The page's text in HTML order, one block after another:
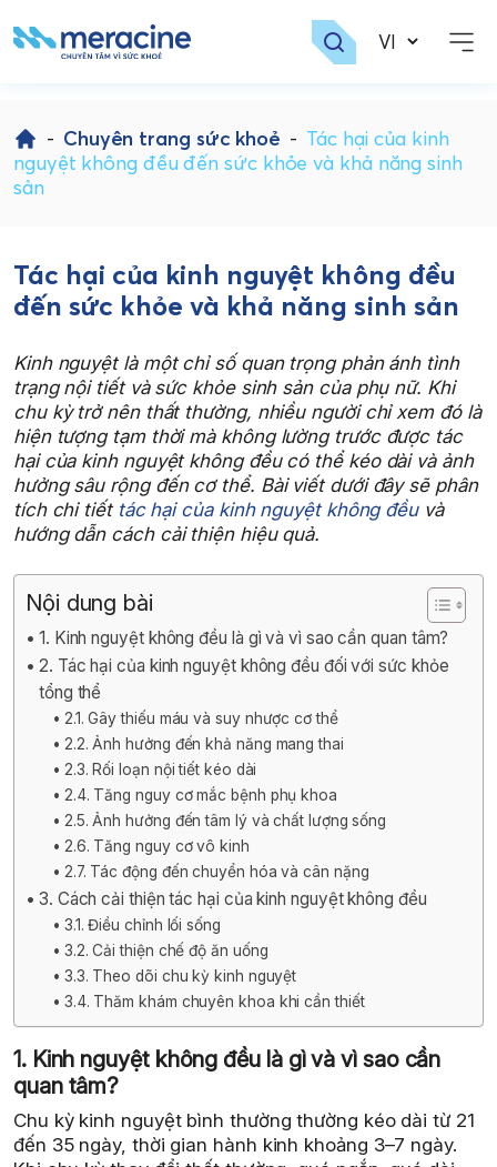
to
content
- Chuyên trang sức khoẻ - Tác hại của kinh
nguyệt không đều đến sức khỏe và khả năng sinh
sản
Tác hại của kinh nguyệt không đều
đến sức khỏe và khả năng sinh sản
Kinh nguyệt là một chỉ số quan trọng phản ánh tình
trạng nội tiết và sức khỏe sinh sản của phụ nữ. Khi
chu kỳ trở nên thất thường, nhiều người chỉ xem đó là
hiện tượng tạm thời mà không lường trước được tác
hại của kinh nguyệt không đều có thể kéo dài và ảnh
hưởng sâu rộng đến cơ thể. Bài viết dưới đây sẽ phân
tích chi tiết tác hại của kinh nguyệt không đềuvà
hướng dẫn cách cải thiện hiệu quả.
Nội dung bài
1. Kinh nguyệt không đều là gì và vì sao cần quan tâm?
2. Tác hại của kinh nguyệt không đều đối với sức khỏe
tổng thể
2.1. Gây thiếu máu và suy nhược cơ thể
2.2. Ảnh hưởng đến khả năng mang thai
2.3. Rối loạn nội tiết kéo dài
2.4. Tăng nguy cơ mắc bệnh phụ khoa
2.5. Ảnh hưởng đến tâm lý và chất lượng sống
2.6. Tăng nguy cơ vô kinh
2.7. Tác động đến chuyển hóa và cân nặng
3. Cách cải thiện tác hại của kinh nguyệt không đều
3.1. Điều chỉnh lối sống
3.2. Cải thiện chế độ ăn uống
3.3. Theo dõi chu kỳ kinh nguyệt
3.4. Thăm khám chuyên khoa khi cần thiết
1. Kinh nguyệt không đều là gì và vì sao cần
quan tâm?
Chu kỳ kinh nguyệt bình thường thường kéo dài từ 21
đến 35 ngày, thời gian hành kinh khoảng 3–7 ngày.